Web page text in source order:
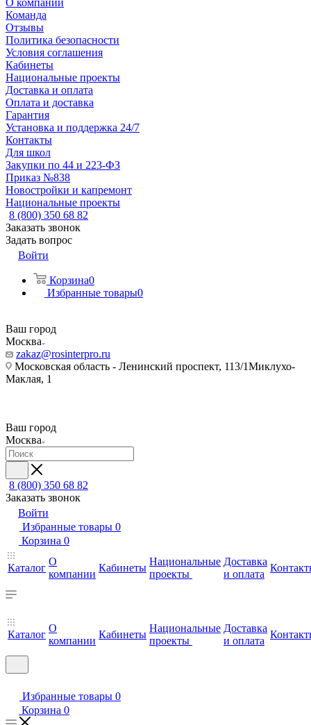
О компании
Команда
Отзывы
Политика безопасности
Условия соглашения
Кабинеты
Национальные проекты
Доставка и оплата
Оплата и доставка
Гарантия
Установка и поддержка 24/7
Контакты
Для школ
Закупки по 44 и 223-ФЗ
Приказ №838
Новостройки и капремонт
Национальные проекты
8 (800) 350 68 82
Заказать звонок
Задать вопрос
Войти
Корзина0
Избранные товары0
Ваш город
Москва
zakaz@rosinterpro.ru
Московская область - Ленинский проспект, 113/1Миклухо-
Маклая, 1
Ваш город
Москва
8 (800) 350 68 82
Заказать звонок
Войти
Избранные товары 0
Корзина 0
Каталог
О
компании
Кабинеты
Национальные
проекты
Доставка
и оплата
Каталог
О
компании
Кабинеты
Национальные
проекты
Доставка
и оплата
Избранные товары 0
Корзина 0